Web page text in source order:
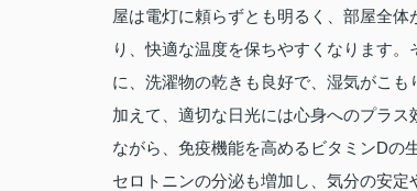
屋は電灯に頼らずとも明るく、部屋全
り、快適な温度を保ちやすくなります
に、洗濯物の乾きも良好で、湿気がこも
加えて、適切な日光には心身へのプラ
ながら、免疫機能を高めるビタミンDの
セロトニンの分泌も増加し、気分の安